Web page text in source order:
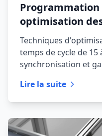
Programmation
optimisation
Techniques
temps de cycle de 15
synchronisation et
Lire la suite